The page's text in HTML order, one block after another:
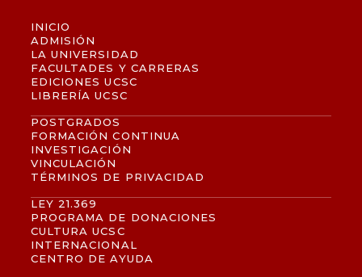
INICIO
ADMISIÓN
LA UNIVERSIDAD
FACULTADES Y CARRERAS
EDICIONES UCSC
LIBRERÍA UCSC
POSTGRADOS
FORMACIÓN CONTINUA
INVESTIGACIÓN
VINCULACIÓN
TÉRMINOS DE PRIVACIDAD
LEY 21.369
PROGRAMA DE DONACIONES
CULTURA UCSC
INTERNACIONAL
CENTRO DE AYUDA